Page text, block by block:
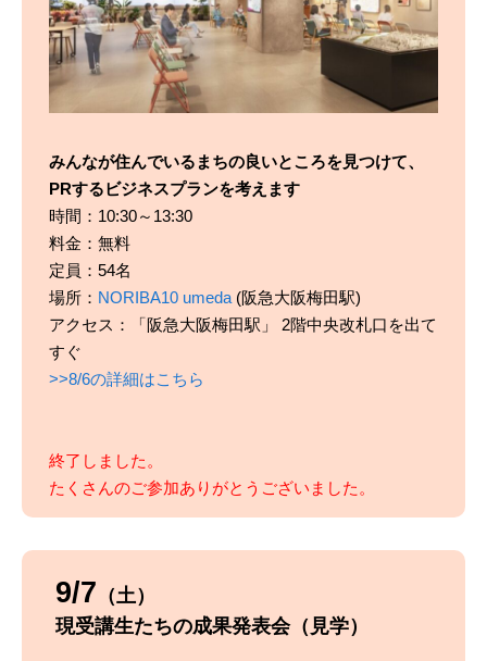
みんなが住んでいるまちの良いところを見つけて、
PRするビジネスプランを考えます
時間：10:30～13:30
料金：無料
定員：54名
場所： NORIBA10 umeda ​​(阪急大阪梅田駅)
アクセス：「阪急大阪梅田駅」 2階中央改札口を出て
すぐ
>>8/6の詳細はこちら
終了しました。
たくさんのご参加ありがとうございました。
9/7 （土）
現受講生たちの成果発表会（見学）